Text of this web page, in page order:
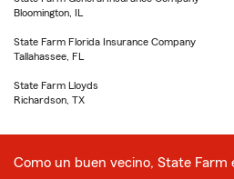
Bloomington, IL
State Farm Florida Insurance Company
Tallahassee, FL
State Farm Lloyds
Richardson, TX
Como un buen vecino, State Farm